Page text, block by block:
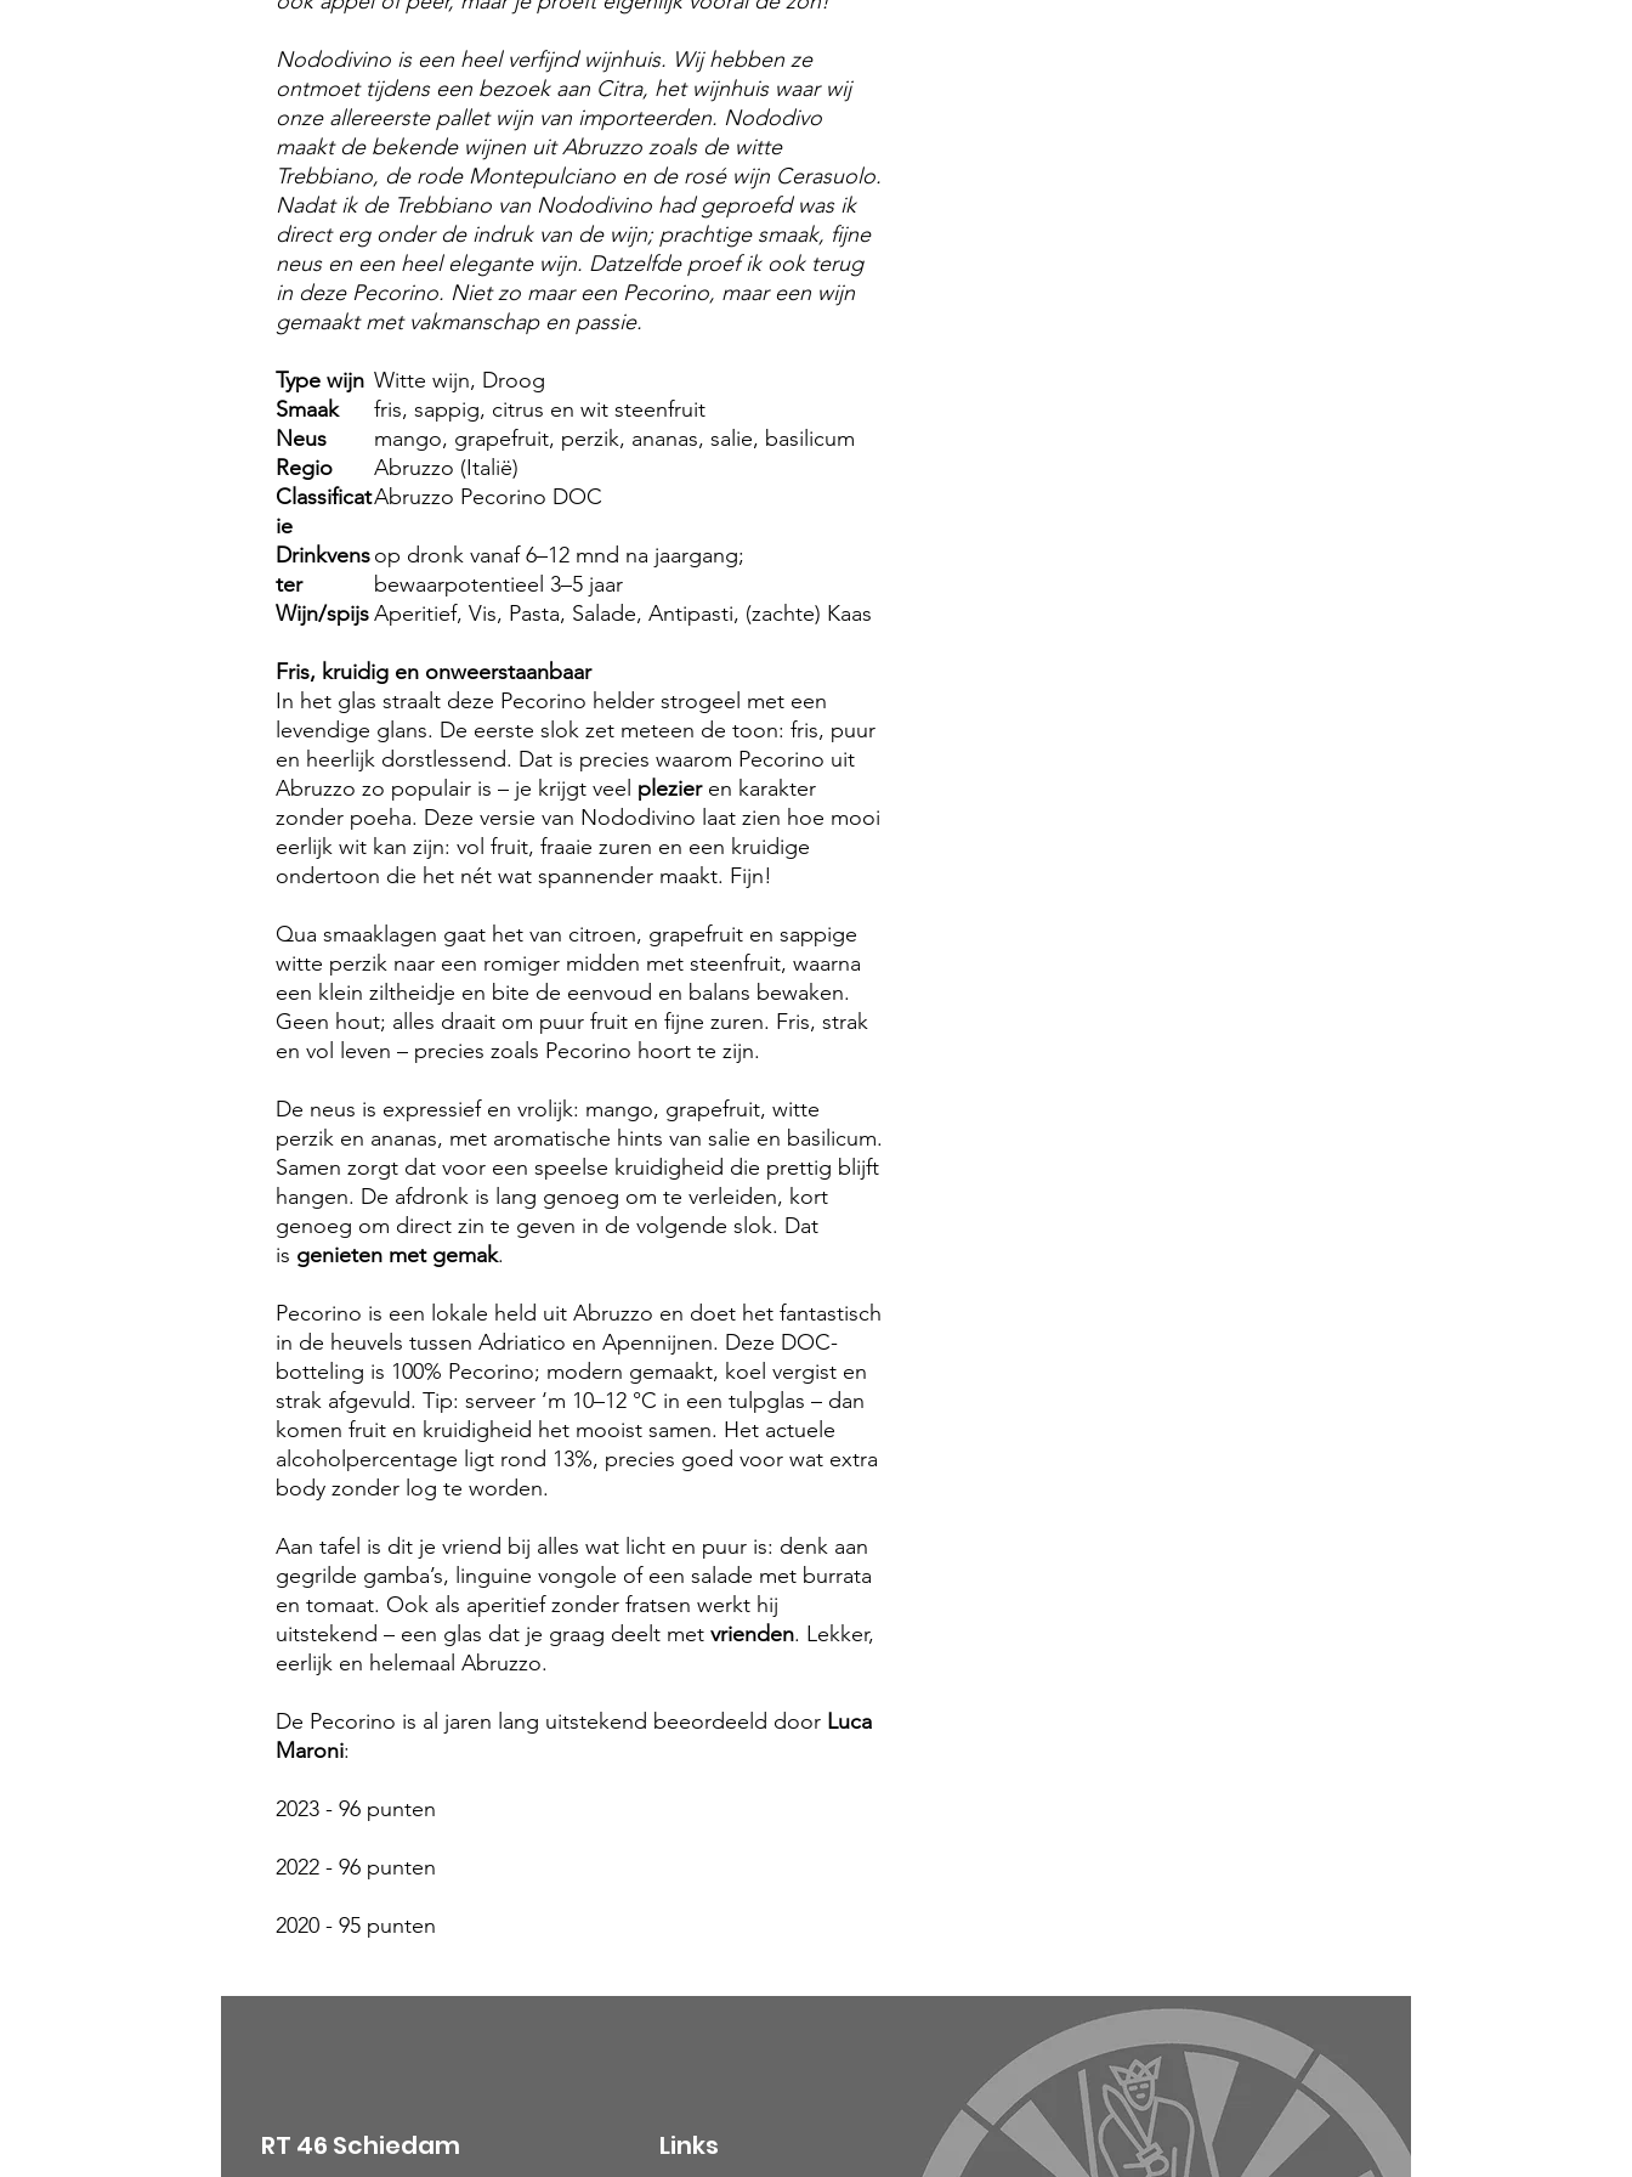
Nododivino is een heel verfijnd wijnhuis. Wij hebben ze
ontmoet tijdens een bezoek aan Citra, het wijnhuis waar wij
onze allereerste pallet wijn van importeerden. Nododivo
maakt de bekende wijnen uit Abruzzo zoals de witte
Trebbiano, de rode Montepulciano en de rosé wijn Cerasuolo.
Nadat ik de Trebbiano van Nododivino had geproefd was ik
direct erg onder de indruk van de wijn; prachtige smaak, fijne
neus en een heel elegante wijn. Datzelfde proef ik ook terug
in deze Pecorino. Niet zo maar een Pecorino, maar een wijn
gemaakt met vakmanschap en passie.
Type wijn Witte wijn, Droog
Smaak
fris, sappig, citrus en wit steenfruit
Neus
mango, grapefruit, perzik, ananas, salie, basilicum
Regio
Abruzzo (Italië)
Classificat
ie
Abruzzo Pecorino DOC
Drinkvens
ter
op dronk vanaf 6–12 mnd na jaargang;
bewaarpotentieel 3–5 jaar
Wijn/spijsAperitief, Vis, Pasta, Salade, Antipasti, (zachte) Kaas
Fris, kruidig en onweerstaanbaar
In het glas straalt deze Pecorino helder strogeel met een
levendige glans. De eerste slok zet meteen de toon: fris, puur
en heerlijk dorstlessend. Dat is precies waarom Pecorino uit
Abruzzo zo populair is – je krijgt veel plezieren karakter
zonder poeha. Deze versie van Nododivino laat zien hoe mooi
eerlijk wit kan zijn: vol fruit, fraaie zuren en een kruidige
ondertoon die het nét wat spannender maakt. Fijn!
Qua smaaklagen gaat het van citroen, grapefruit en sappige
witte perzik naar een romiger midden met steenfruit, waarna
een klein ziltheidje en bite de eenvoud en balans bewaken.
Geen hout; alles draait om puur fruit en fijne zuren. Fris, strak
en vol leven – precies zoals Pecorino hoort te zijn.
De neus is expressief en vrolijk: mango, grapefruit, witte
perzik en ananas, met aromatische hints van salie en basilicum.
Samen zorgt dat voor een speelse kruidigheid die prettig blijft
hangen. De afdronk is lang genoeg om te verleiden, kort
genoeg om direct zin te geven in de volgende slok. Dat
is genieten met gemak.
Pecorino is een lokale held uit Abruzzo en doet het fantastisch
in de heuvels tussen Adriatico en Apennijnen. Deze DOC-
botteling is 100% Pecorino; modern gemaakt, koel vergist en
strak afgevuld. Tip: serveer ‘m 10–12 °C in een tulpglas – dan
komen fruit en kruidigheid het mooist samen. Het actuele
alcoholpercentage ligt rond 13%, precies goed voor wat extra
body zonder log te worden.
Aan tafel is dit je vriend bij alles wat licht en puur is: denk aan
gegrilde gamba’s, linguine vongole of een salade met burrata
en tomaat. Ook als aperitief zonder fratsen werkt hij
uitstekend – een glas dat je graag deelt met vrienden. Lekker,
eerlijk en helemaal Abruzzo.
De Pecorino is al jaren lang uitstekend beeordeeld door Luca
Maroni:
2023 - 96 punten
2022 - 96 punten
2020 - 95 punten
RT 46 Schiedam Links